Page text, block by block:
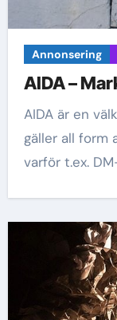
Annonsering
AIDA –
AIDA är en välkänd marknadsföringsterm som
gäller all form
varför t.ex.